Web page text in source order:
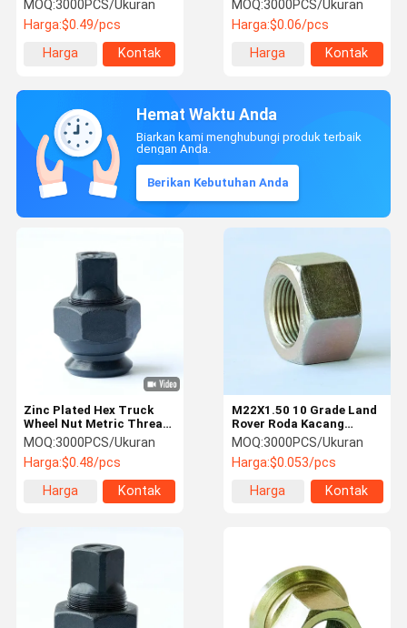
ISO10597
MOQ:3000PCS/Ukuran
Harga:$0.49/pcs
Harga
Kontak
MOQ:3000PCS/Ukuran
Harga:$0.06/pcs
Harga
Kontak
Hemat Waktu Anda
Biarkan kami menghubungi produk terbaik
dengan Anda.
Berikan Kebutuhan Anda
M22X1.50 10 Grade Land
Rover Roda Kacang
Centering Lug Kacang
Permukaan Zinc Plating
MOQ:3000PCS/Ukuran
Harga:$0.053/pcs
Harga
Kontak
Zinc Plated Hex Truck
Wheel Nut Metric Thread
M8-M24 Ukuran
Dacromet
MOQ:3000PCS/Ukuran
Harga:$0.48/pcs
Harga
Kontak